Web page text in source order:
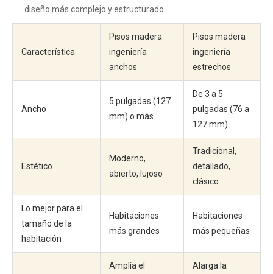
diseño más complejo y estructurado.
Característica
Pisos madera
ingeniería
anchos
Pisos madera
ingeniería
estrechos
Ancho
5 pulgadas (127
mm) o más
De 3 a 5
pulgadas (76 a
127 mm)
Estético
Moderno,
abierto, lujoso
Tradicional,
detallado,
clásico.
Lo mejor para el
tamaño de la
habitación
Habitaciones
más grandes
Habitaciones
más pequeñas
Amplía el
Alarga la